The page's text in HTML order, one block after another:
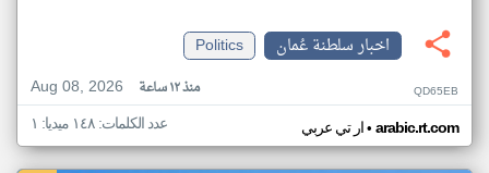
اخبار سلطنة عُمان
Politics
Aug 08, 2026
منذ ١٢ ساعة QD65EB
ار تي عربي• arabic.rt.com عدد الكلمات: ١٤٨ ميديا: ١